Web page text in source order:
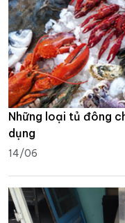
Những loại tủ đông
dụng
14/06